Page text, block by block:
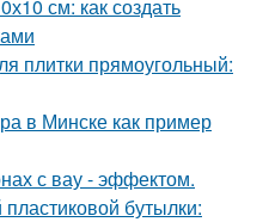
см: как создать
плитки прямоугольный:
в Минске как пример
с вау - эффектом.
бутылки: